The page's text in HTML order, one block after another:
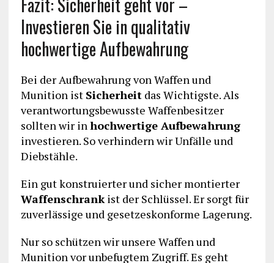
Investieren Sie in qualitativ
hochwertige Aufbewahrung
Bei der Aufbewahrung von Waffen und
Munition ist Sicherheitdas Wichtigste. Als
verantwortungsbewusste Waffenbesitzer
sollten wir inhochwertige Aufbewahrung
investieren. So verhindern wir Unfälle und
Diebstähle.
Ein gut konstruierter und sicher montierter
Waffenschrankist der Schlüssel. Er sorgt für
zuverlässige und gesetzeskonforme Lagerung.
Nur so schützen wir unsere Waffen und
Munition vor unbefugtem Zugriff. Es geht